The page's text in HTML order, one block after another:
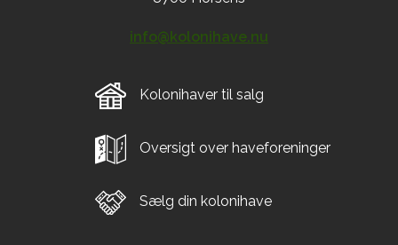
info@kolonihave.nu
Kolonihaver til salg
Oversigt over haveforeninger
Sælg din kolonihave